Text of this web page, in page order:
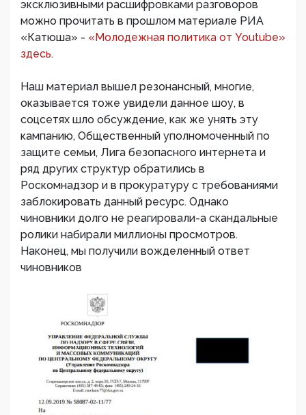
эксклюзивными расшифровками разговоров
можно прочитать в прошлом материале РИА
«Катюша» - «Молодежная политика от Youtube»
здесь.
Наш материал вышел резонансный, многие,
оказывается тоже увидели данное шоу, в
соцсетях шло обсуждение, как же унять эту
кампанию, Общественный уполномоченный по
защите семьи, Лига безопасного интернета и
ряд других структур обратились в
Роскомнадзор и в прокуратуру с требованиями
заблокировать данный ресурс. Однако
чиновники долго не реагировали-а скандальные
ролики набирали миллионы просмотров.
Наконец, мы получили вожделенный ответ
чиновников